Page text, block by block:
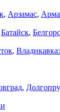
, Арзамас,
Батайск,
,
,